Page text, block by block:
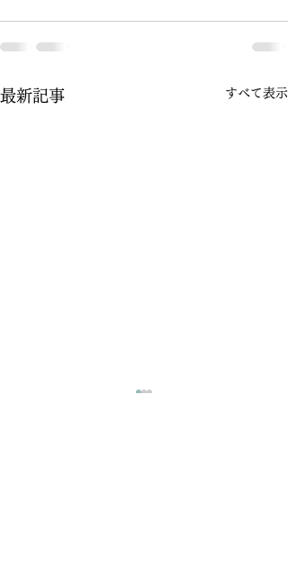
最新記事 すべて表示